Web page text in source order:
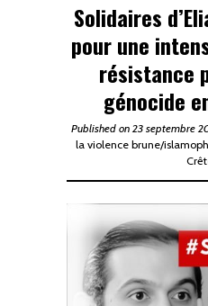
Solidaires
pour une
résistance
génocide
Published on 23 septembre
la violence brune/